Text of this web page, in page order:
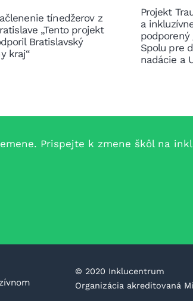
tínedžerov z
„Tento projekt
Bratislavský
kraj“
Projekt
a
podporený
Spolu pre
nadácie a
Prispejte k zmene škôl na
©️ 2020 Inklucentrum
Organizácia akreditovaná